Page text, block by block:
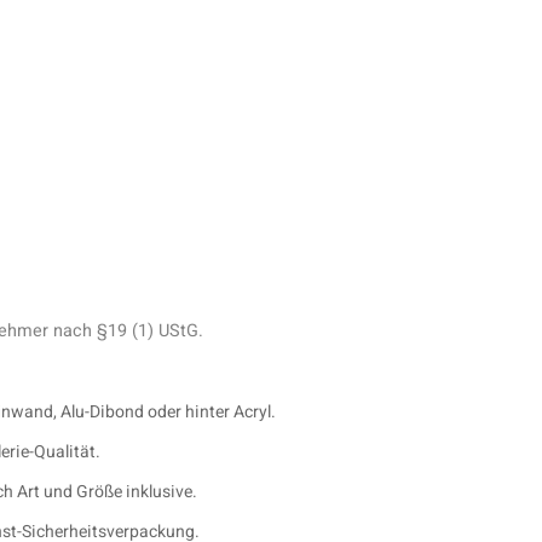
nach §19 (1) UStG.
Alu-Dibond oder hinter Acryl.
Qualität.
Art und Größe inklusive.
Sicherheitsverpackung.